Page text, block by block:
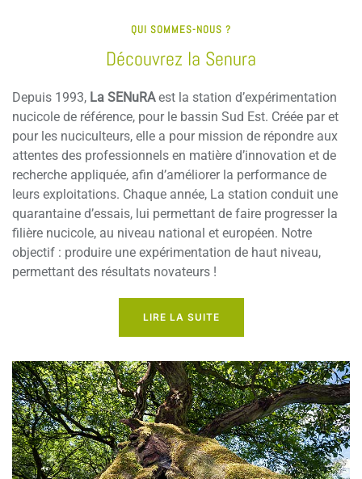
QUI SOMMES-NOUS ?
Découvrez la Senura
Depuis 1993, La SENuRAest la station d’expérimentation
nucicole de référence, pour le bassin Sud Est. Créée par et
pour les nuciculteurs, elle a pour mission de répondre aux
attentes des professionnels en matière d’innovation et de
recherche appliquée, afin d’améliorer la performance de
leurs exploitations. Chaque année, La station conduit une
quarantaine d’essais, lui permettant de faire progresser la
filière nucicole, au niveau national et européen. Notre
objectif : produire une expérimentation de haut niveau,
permettant des résultats novateurs !
LIRE LA SUITE